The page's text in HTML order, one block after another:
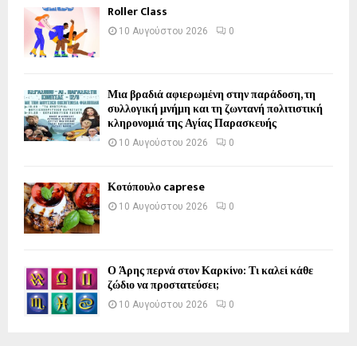
Roller Class
10 Αυγούστου 2026 0
Μια βραδιά αφιερωμένη στην παράδοση, τη
συλλογική μνήμη και τη ζωντανή πολιτιστική
κληρονομιά της Αγίας Παρασκευής
10 Αυγούστου 2026 0
Κοτόπουλο caprese
10 Αυγούστου 2026 0
Ο Άρης περνά στον Καρκίνο: Τι καλεί κάθε
ζώδιο να προστατεύσει;
10 Αυγούστου 2026 0